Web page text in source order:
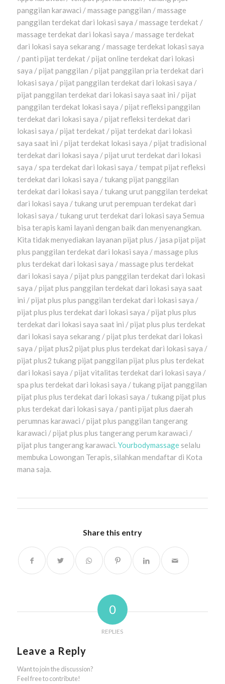
panggilan karawaci / massage panggilan / massage
panggilan terdekat dari lokasi saya / massage terdekat /
massage terdekat dari lokasi saya / massage terdekat
dari lokasi saya sekarang / massage terdekat lokasi saya
/ panti pijat terdekat / pijat online terdekat dari lokasi
saya / pijat panggilan / pijat panggilan pria terdekat dari
lokasi saya / pijat panggilan terdekat dari lokasi saya /
pijat panggilan terdekat dari lokasi saya saat ini / pijat
panggilan terdekat lokasi saya / pijat refleksi panggilan
terdekat dari lokasi saya / pijat refleksi terdekat dari
lokasi saya / pijat terdekat / pijat terdekat dari lokasi
saya saat ini / pijat terdekat lokasi saya / pijat tradisional
terdekat dari lokasi saya / pijat urut terdekat dari lokasi
saya / spa terdekat dari lokasi saya / tempat pijat refleksi
terdekat dari lokasi saya / tukang pijat panggilan
terdekat dari lokasi saya / tukang urut panggilan terdekat
dari lokasi saya / tukang urut perempuan terdekat dari
lokasi saya / tukang urut terdekat dari lokasi saya Semua
bisa terapis kami layani dengan baik dan menyenangkan.
Kita tidak menyediakan layanan pijat plus / jasa pijat pijat
plus panggilan terdekat dari lokasi saya / massage plus
plus terdekat dari lokasi saya / massage plus terdekat
dari lokasi saya / pijat plus panggilan terdekat dari lokasi
saya / pijat plus panggilan terdekat dari lokasi saya saat
ini / pijat plus plus panggilan terdekat dari lokasi saya /
pijat plus plus terdekat dari lokasi saya / pijat plus plus
terdekat dari lokasi saya saat ini / pijat plus plus terdekat
dari lokasi saya sekarang / pijat plus terdekat dari lokasi
saya / pijat plus2 pijat plus plus terdekat dari lokasi saya /
pijat plus2 tukang pijat panggilan pijat plus plus terdekat
dari lokasi saya / pijat vitalitas terdekat dari lokasi saya /
spa plus terdekat dari lokasi saya / tukang pijat panggilan
pijat plus plus terdekat dari lokasi saya / tukang pijat plus
plus terdekat dari lokasi saya / panti pijat plus daerah
perumnas karawaci / pijat plus panggilan tangerang
karawaci / pijat plus plus tangerang perum karawaci /
pijat plus tangerang karawaci.Yourbodymassageselalu
membuka Lowongan Terapis, silahkan mendaftar di Kota
mana saja.
Share this entry
0
REPLIES
Leave a Reply
Want to join the discussion?
Feel free to contribute!